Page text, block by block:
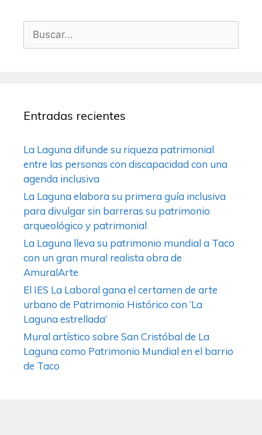
Entradas recientes
La Laguna difunde su riqueza patrimonial
entre las personas con discapacidad con una
agenda inclusiva
La Laguna elabora su primera guía inclusiva
para divulgar sin barreras su patrimonio
arqueológico y patrimonial
La Laguna lleva su patrimonio mundial a Taco
con un gran mural realista obra de
AmuralArte
El IES La Laboral gana el certamen de arte
urbano de Patrimonio Histórico con ‘La
Laguna estrellada’
Mural artístico sobre San Cristóbal de La
Laguna como Patrimonio Mundial en el barrio
de Taco